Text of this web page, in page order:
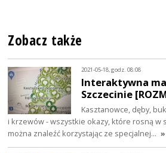
Zobacz także
2021-05-18, godz. 08:08
Interaktywna
Szczecinie
Kasztanowce, dęby,
i krzewów - wszystkie okazy, które rosną w
można znaleźć korzystając ze specjalnej…